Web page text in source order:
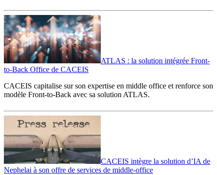
ATLAS : la solution intégrée Front-
to-Back Office de CACEIS
CACEIS capitalise sur son expertise en middle office et renforce son
modèle Front-to-Back avec sa solution ATLAS.
CACEIS intègre la solution d’IA de
Nephelai à son offre de services de middle-office